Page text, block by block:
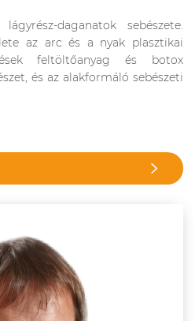
daganatok sebészete.
az arc és a nyak plasztikai
feltöltőanyag és botox
és az alakformáló sebészeti